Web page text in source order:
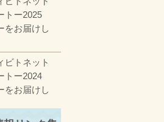
トー2025
お届けし
ビトネット
トー2024
お届けし